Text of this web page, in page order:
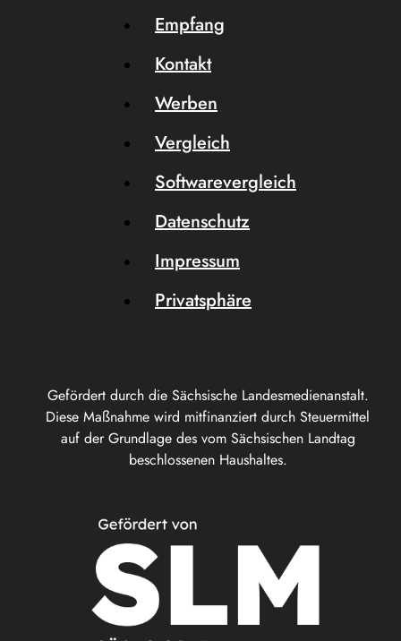
Gefördert durch die Sächsische Landesmedienanstalt.
Diese Maßnahme wird mitfinanziert durch Steuermittel
auf der Grundlage des vom Sächsischen Landtag
beschlossenen Haushaltes.
Empfang
Kontakt
Werben
Vergleich
Softwarevergleich
Datenschutz
Impressum
Privatsphäre